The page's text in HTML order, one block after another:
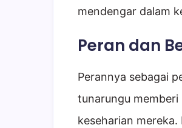
mendengar dalam
Peran dan
Perannya sebagai
tunarungu memberi
keseharian mereka.